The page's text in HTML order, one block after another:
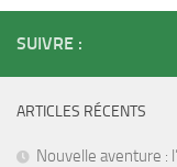
SUIVRE :
ARTICLES RÉCENTS
Nouvelle aventure :